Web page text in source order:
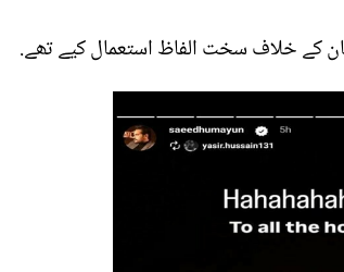
کے خلاف سخت الفاظ استعمال کیے تھے.